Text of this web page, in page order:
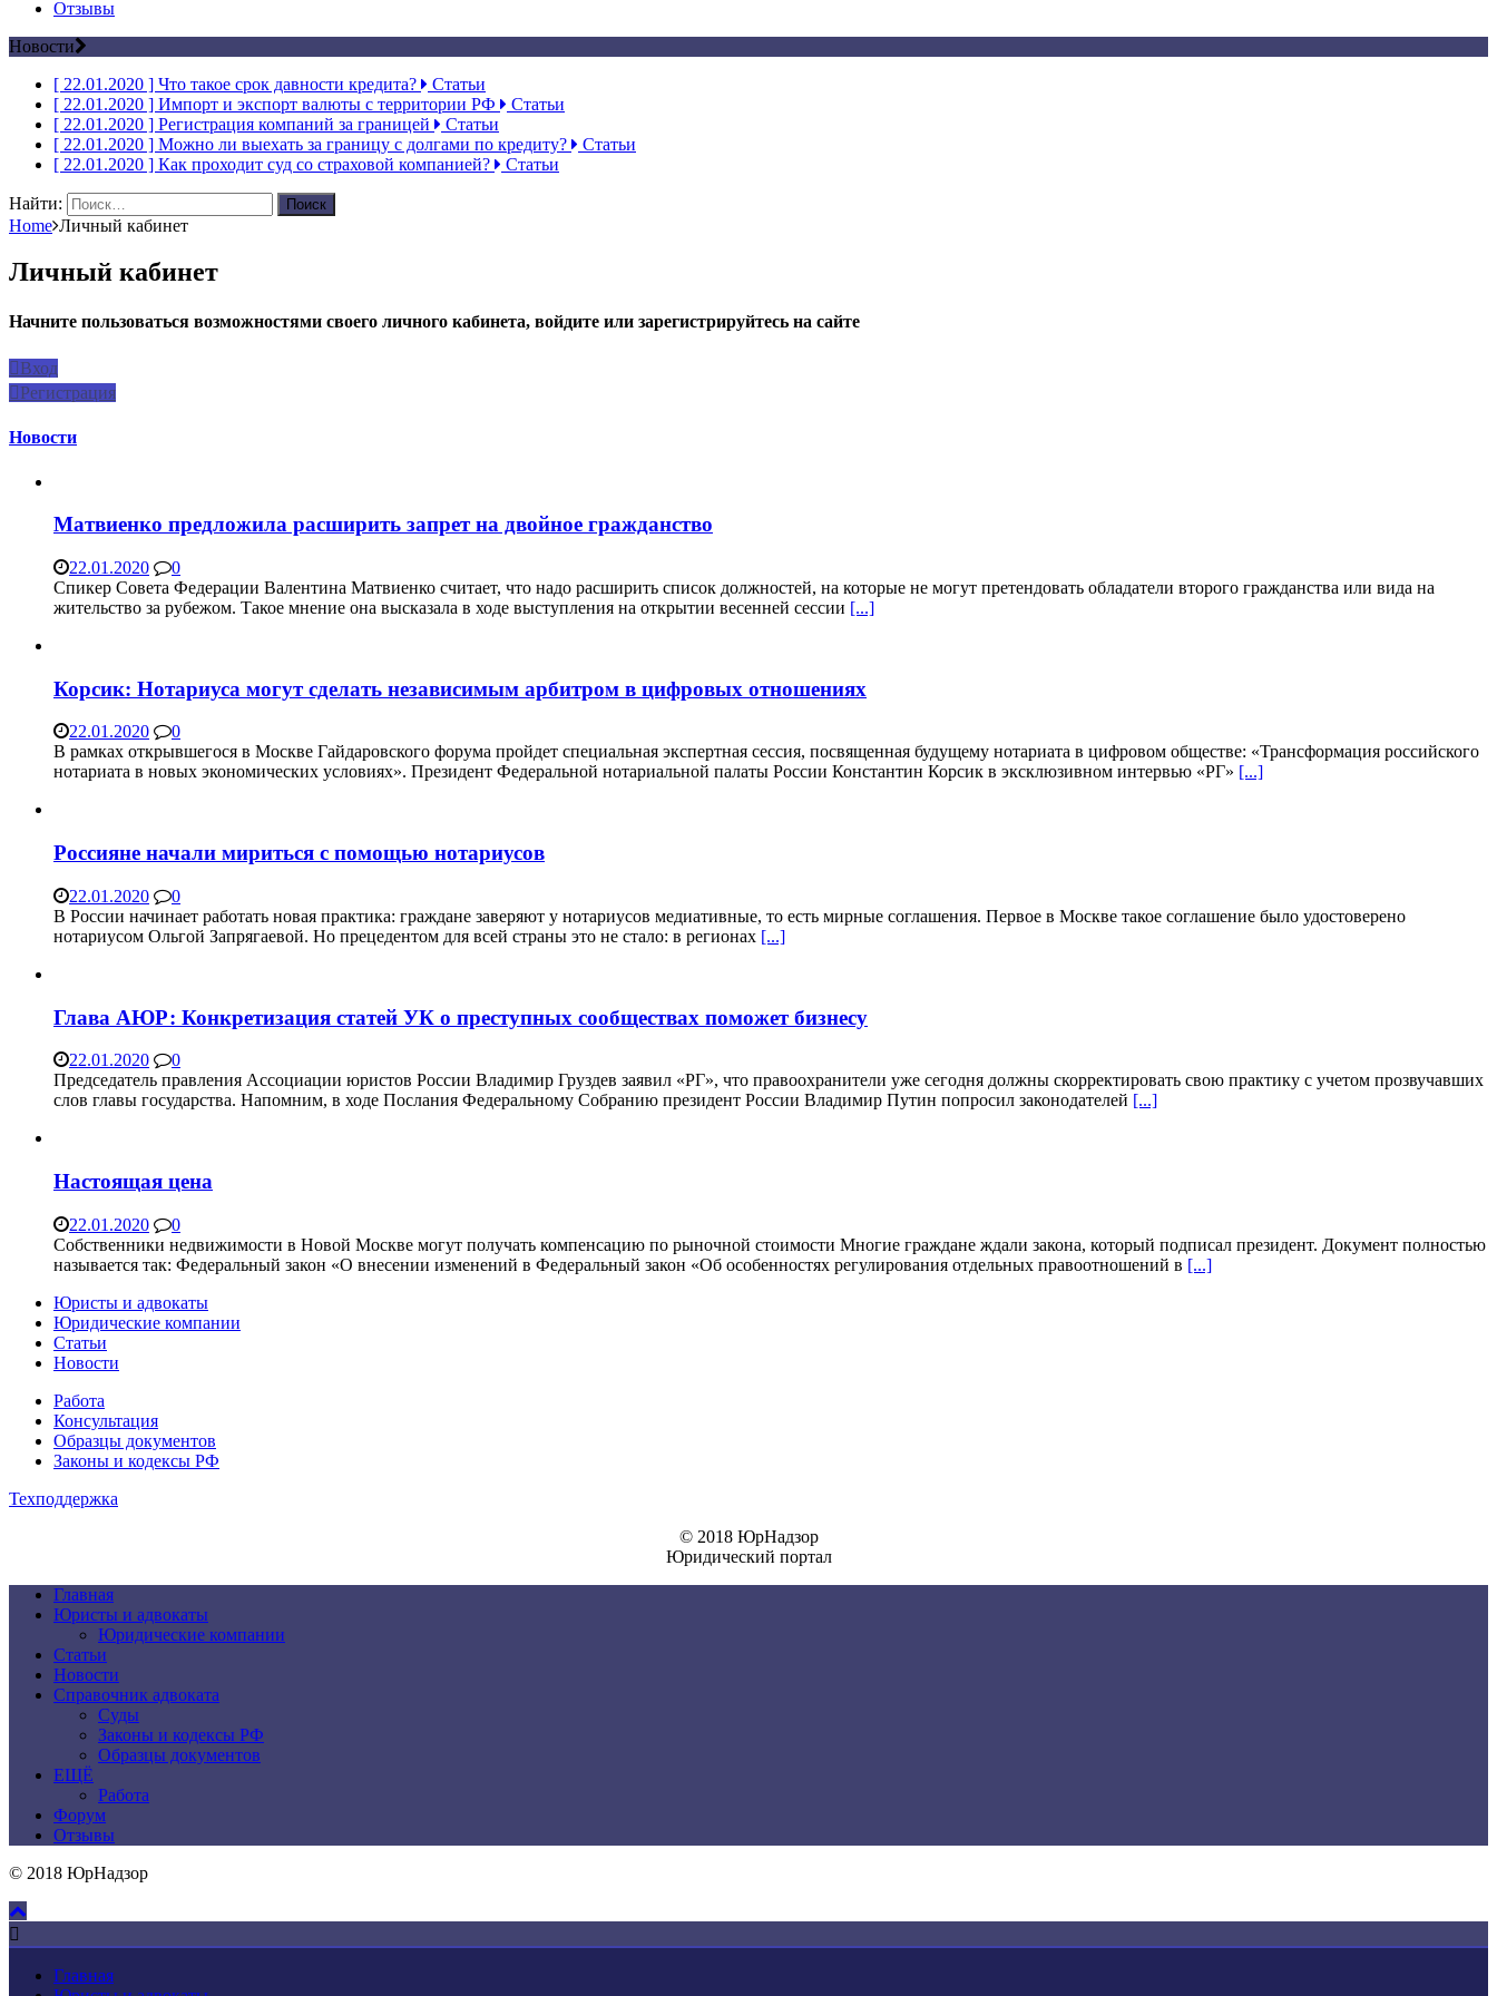
Отзывы
Новости
[ 22.01.2020 ] Что такое срок давности кредита?
Статьи
[ 22.01.2020 ] Импорт и экспорт валюты с территории РФ
Статьи
[ 22.01.2020 ] Регистрация компаний за границей
Статьи
[ 22.01.2020 ] Можно ли выехать за границу с долгами по кредиту?
Статьи
[ 22.01.2020 ] Как проходит суд со страховой компанией? Статьи
Найти:
Home Личный кабинет
Личный кабинет
Начните пользоваться возможностями своего личного кабинета, войдите или зарегистрируйтесь на сайте
Вход
Регистрация
Новости
Матвиенко предложила расширить запрет на двойное гражданство
22.01.2020
0
Спикер Совета Федерации Валентина Матвиенко считает, что надо расширить список должностей, на которые не могут претендовать обладатели второго гражданства или вида на
жительство за рубежом. Такое мнение она высказала в ходе выступления на открытии весенней сессии [...]
Корсик: Нотариуса могут сделать независимым арбитром в цифровых отношениях
22.01.2020
0
В рамках открывшегося в Москве Гайдаровского форума пройдет специальная экспертная сессия, посвященная будущему нотариата в цифровом обществе: «Трансформация российского
нотариата в новых экономических условиях». Президент Федеральной нотариальной палаты России Константин Корсик в эксклюзивном интервью «РГ» [...]
Россияне начали мириться с помощью нотариусов
22.01.2020
0
В России начинает работать новая практика: граждане заверяют у нотариусов медиативные, то есть мирные соглашения. Первое в Москве такое соглашение было удостоверено
нотариусом Ольгой Запрягаевой. Но прецедентом для всей страны это не стало: в регионах [...]
Глава АЮР: Конкретизация статей УК о преступных сообществах поможет бизнесу
22.01.2020
0
Председатель правления Ассоциации юристов России Владимир Груздев заявил «РГ», что правоохранители уже сегодня должны скорректировать свою практику с учетом прозвучавших
слов главы государства. Напомним, в ходе Послания Федеральному Собранию президент России Владимир Путин попросил законодателей [...]
Настоящая цена
22.01.2020
0
Собственники недвижимости в Новой Москве могут получать компенсацию по рыночной стоимости Многие граждане ждали закона, который подписал президент. Документ полностью
называется так: Федеральный закон «О внесении изменений в Федеральный закон «Об особенностях регулирования отдельных правоотношений в [...]
Юристы и адвокаты
Юридические компании
Статьи
Новости
Работа
Консультация
Образцы документов
Законы и кодексы РФ
Техподдержка
© 2018 ЮрНадзор
Юридический портал
Главная
Юристы и адвокаты
Юридические компании
Статьи
Новости
Справочник адвоката
Суды
Законы и кодексы РФ
Образцы документов
ЕЩЁ
Работа
Форум
Отзывы
© 2018 ЮрНадзор
Главная